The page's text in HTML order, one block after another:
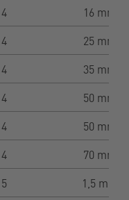
4
16 mm²
4
25 mm²
4
35 mm²
4
50 mm²
4
50 mm²
4
70 mm²
5
1,5 mm²